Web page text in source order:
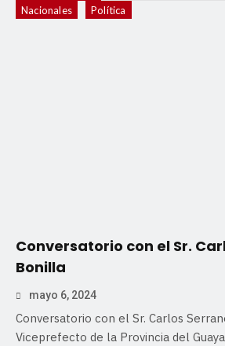
Nacionales Política
Conversatorio con el Sr.
Bonilla
mayo 6, 2024
Conversatorio con el Sr. Carlos
Viceprefecto de la Provincia del